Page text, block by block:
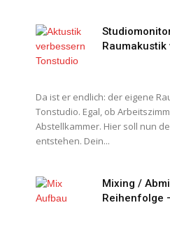
Da ist er endlich: der eigene
Tonstudio. Egal, ob
Abstellkammer. Hier soll nun
entstehen. Dein...
Mixing /
Reihenfolge